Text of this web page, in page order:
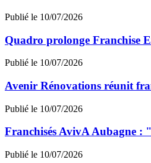
Publié le 10/07/2026
Quadro prolonge Franchise
Publié le 10/07/2026
Avenir Rénovations réunit
Publié le 10/07/2026
Franchisés AvivA Aubagne :
Publié le 10/07/2026